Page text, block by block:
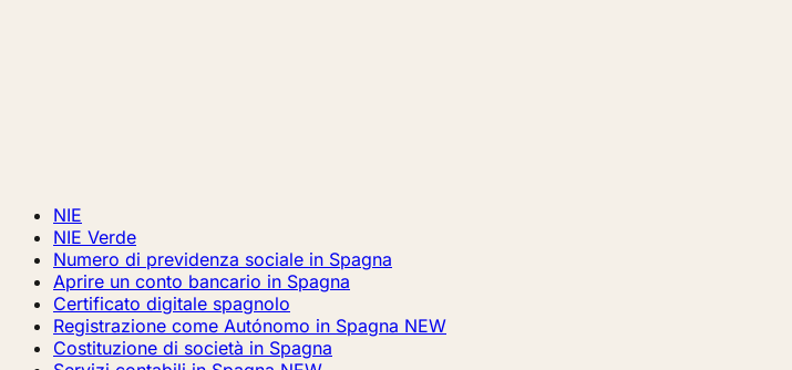
NIE
NIE Verde
Numero di previdenza sociale in Spagna
Aprire un conto bancario in Spagna
Certificato digitale spagnolo
Registrazione come Autónomo in Spagna NEW
Costituzione di società in Spagna